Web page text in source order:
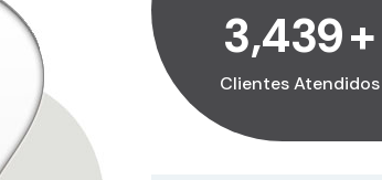
4,800 +
Clientes Atendidos